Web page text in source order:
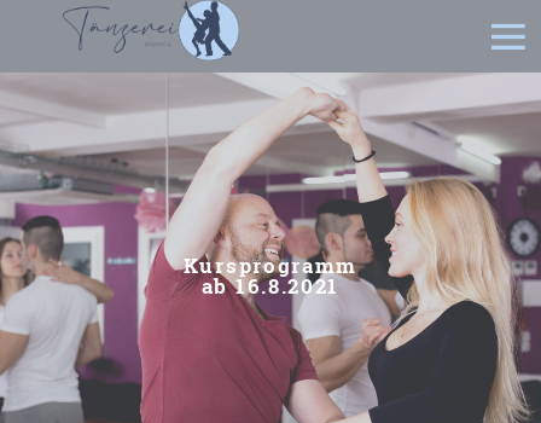
Kursprogramm
ab 16.8.2021